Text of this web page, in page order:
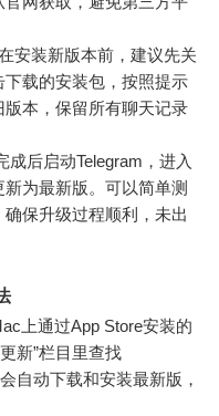
安装新版本前，建议先关
下载的安装包，按照提示
本，保留所有聊天记录
成后启动Telegram，进入
为最新版。可以简单测
保升级过程顺利，未出
上通过App Store安装的
新”栏目里查找
自动下载和安装最新版，